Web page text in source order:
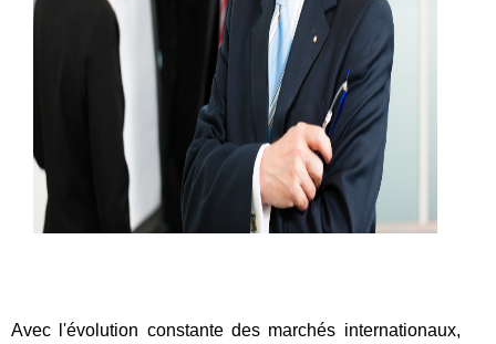
Avec l'évolution constante des marchés internationaux,